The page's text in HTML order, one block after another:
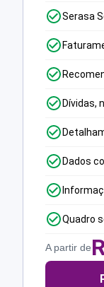
Serasa
Dívidas,
Dados
Quadro
A partir de